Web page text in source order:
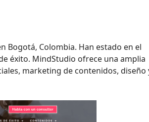
Bogotá, Colombia. Han estado en el
éxito. MindStudio ofrece una amplia
marketing de contenidos, diseño